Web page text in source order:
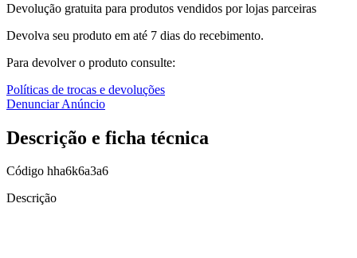
Devolução gratuita para produtos vendidos por lojas parceiras
Devolva seu produto em até 7 dias do recebimento.
Para devolver o produto consulte:
Políticas de trocas e devoluções
Denunciar Anúncio
Descrição e ficha técnica
Código hha6k6a3a6
Descrição